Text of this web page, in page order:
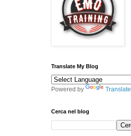
Translate My Blog
Powered by Translate
Cerca nel blog